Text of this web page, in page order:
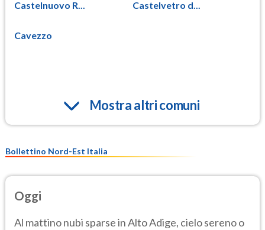
Castelnuovo R... Castelvetro d...
Cavezzo
Mostra altri comuni
Bollettino Nord-Est Italia
Oggi
Al mattino nubi sparse in Alto Adige, cielo sereno o